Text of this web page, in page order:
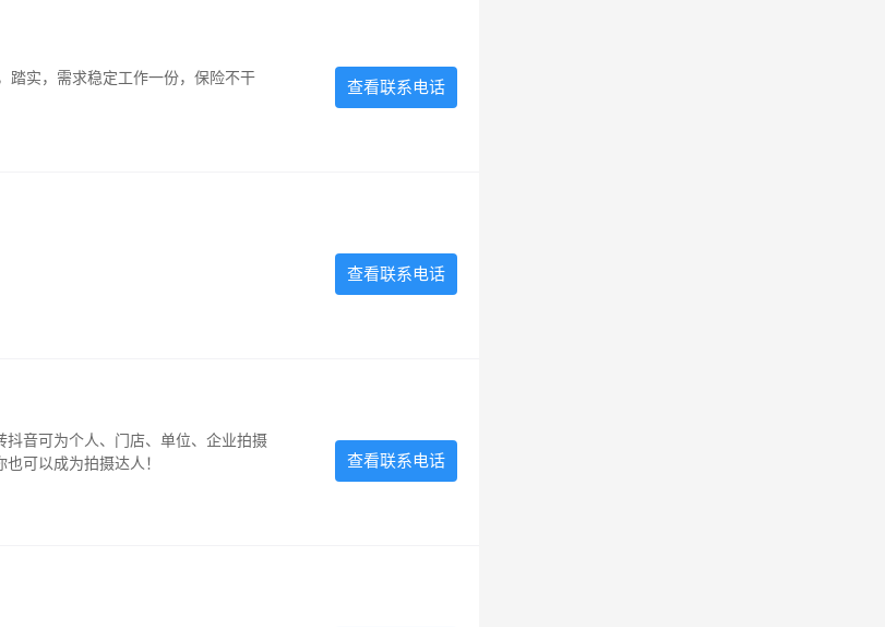
踏实，需求稳定工作一份，保险不干 查看联系电话
查看联系电话
音可为个人、门店、单位、企业拍摄
可以成为拍摄达人！
查看联系电话